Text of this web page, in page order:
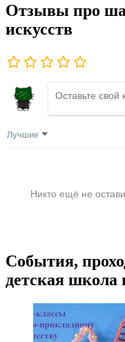
Отзывы про
искусств
Лучшие
Никто ещё не
События,
детская школа